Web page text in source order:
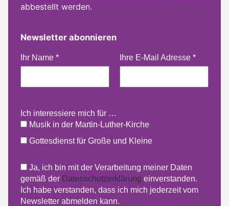
abbestellt werden.
Newsletter abonnieren
Ihr Name * Ihre E-Mail Adresse *
Ich interessiere mich für …
Musik in der Martin-Luther-Kirche
Gottesdienst für Große und Kleine
Ja, ich bin mit der Verarbeitung meiner Daten
gemäß der Datenschutzerklärung einverstanden.
Ich habe verstanden, dass ich mich jederzeit vom
Newsletter abmelden kann.